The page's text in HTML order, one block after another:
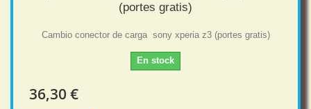
(portes gratis)
Cambio conector de carga sony xperia z3 (portes gratis)
En stock
36,30 €